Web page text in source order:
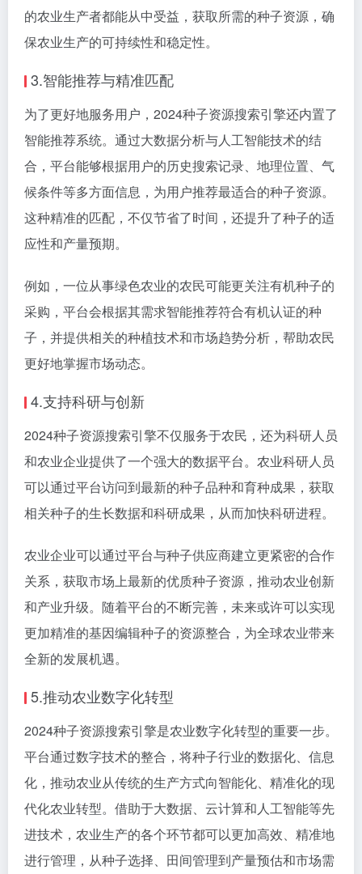
的农业生产者都能从中受益，获取所需的种子资源，确
保农业生产的可持续性和稳定性。
3.智能推荐与精准匹配
为了更好地服务用户，2024种子资源搜索引擎还内置了
智能推荐系统。通过大数据分析与人工智能技术的结
合，平台能够根据用户的历史搜索记录、地理位置、气
候条件等多方面信息，为用户推荐最适合的种子资源。
这种精准的匹配，不仅节省了时间，还提升了种子的适
应性和产量预期。
例如，一位从事绿色农业的农民可能更关注有机种子的
采购，平台会根据其需求智能推荐符合有机认证的种
子，并提供相关的种植技术和市场趋势分析，帮助农民
更好地掌握市场动态。
4.支持科研与创新
2024种子资源搜索引擎不仅服务于农民，还为科研人员
和农业企业提供了一个强大的数据平台。农业科研人员
可以通过平台访问到最新的种子品种和育种成果，获取
相关种子的生长数据和科研成果，从而加快科研进程。
农业企业可以通过平台与种子供应商建立更紧密的合作
关系，获取市场上最新的优质种子资源，推动农业创新
和产业升级。随着平台的不断完善，未来或许可以实现
更加精准的基因编辑种子的资源整合，为全球农业带来
全新的发展机遇。
5.推动农业数字化转型
2024种子资源搜索引擎是农业数字化转型的重要一步。
平台通过数字技术的整合，将种子行业的数据化、信息
化，推动农业从传统的生产方式向智能化、精准化的现
代化农业转型。借助于大数据、云计算和人工智能等先
进技术，农业生产的各个环节都可以更加高效、精准地
进行管理，从种子选择、田间管理到产量预估和市场需